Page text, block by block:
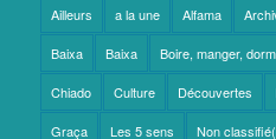
Ailleurs a la une Alfama
Baixa Baixa Boire, manger,
Chiado Culture Découvertes
Graça Les 5 sens Non